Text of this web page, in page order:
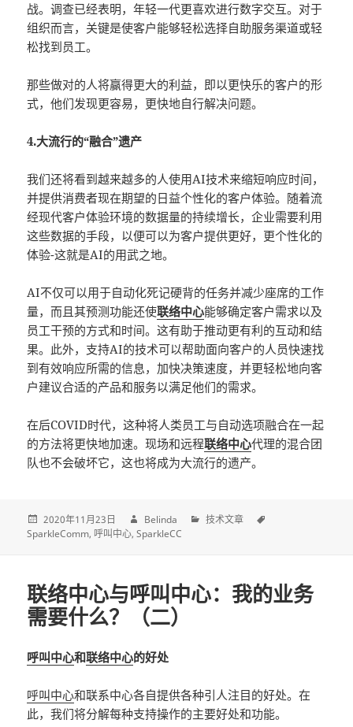
战。调查已经表明，年轻一代更喜欢进行数字交互。对于
组织而言，关键是使客户能够轻松选择自助服务渠道或轻
松找到员工。
那些做对的人将赢得更大的利益，即以更快乐的客户的形
式，他们发现更容易，更快地自行解决问题。
4.大流行的“融合”遗产
我们还将看到越来越多的人使用AI技术来缩短响应时间，
并提供消费者现在期望的日益个性化的客户体验。随着流
经现代客户体验环境的数据量的持续增长，企业需要利用
这些数据的手段，以便可以为客户提供更好，更个性化的
体验-这就是AI的用武之地。
AI不仅可以用于自动化死记硬背的任务并减少座席的工作
量，而且其预测功能还使联络中心能够确定客户需求以及
员工干预的方式和时间。这有助于推动更有利的互动和结
果。此外，支持AI的技术可以帮助面向客户的人员快速找
到有效响应所需的信息，加快决策速度，并更轻松地向客
户建议合适的产品和服务以满足他们的需求。
在后COVID时代，这种将人类员工与自动选项融合在一起
的方法将更快地加速。现场和远程联络中心代理的混合团
队也不会破坏它，这也将成为大流行的遗产。
2020年11月23日 Belinda
技术文章
SparkleComm 呼叫中心 SparkleCC
联络中心与呼叫中心：我的业务
需要什么？（二）
呼叫中心和联络中心的好处
呼叫中心和联系中心各自提供各种引人注目的好处。在
此，我们将分解每种支持操作的主要好处和功能。